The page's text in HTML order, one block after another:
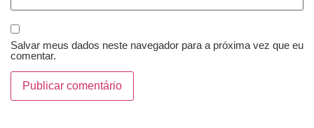
Salvar meus dados neste navegador para a próxima vez que eu
comentar.